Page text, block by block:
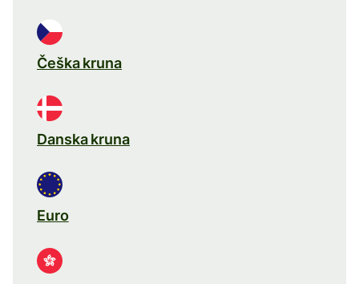
Češka kruna
Danska kruna
Euro